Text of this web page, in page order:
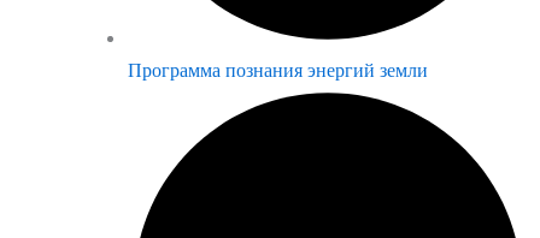
Программа познания энергий земли